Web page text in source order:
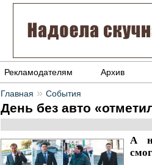
Рекламодателям Архив
Главная » События
День без авто
А